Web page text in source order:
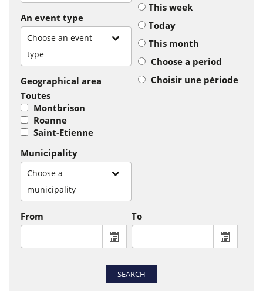
An event type
Choose an event
type
Geographical area
Toutes
Montbrison
Roanne
Saint-Etienne
Municipality
Choose a
municipality
This week
Today
This month
Choose a period
Choisir une période
From
From : display the calendar to
To
To :
SEARCH